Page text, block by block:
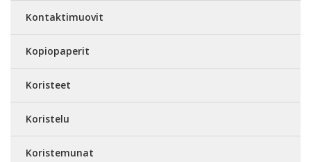
Kontaktimuovit
Kopiopaperit
Koristeet
Koristelu
Koristemunat